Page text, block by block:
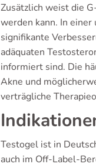
Zusätzlich weist die
werden kann. In
signifikante
adäquaten
informiert sind. Die
Akne und
verträgliche
Testogel ist in
auch im Off-Label-